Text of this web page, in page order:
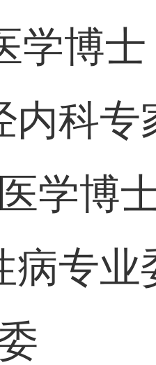
学博士
内科专
学博
病专业